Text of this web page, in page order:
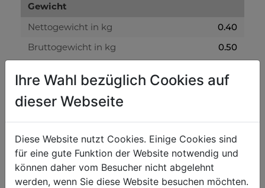
Gewicht
Nettogewicht in kg
0.40
Bruttogewicht in kg
0.50
Versandmaße
Verpackungshöhe in mm
Verpackungsbreite in mm
50
Verpackungslänge in mm
200
Allgemeine Daten
Ihre Wahl bezüglich Cookies auf
dieser Webseite
Diese Website nutzt Cookies. Einige Cookies sind
für eine gute Funktion der Website notwendig und
können daher vom Besucher nicht abgelehnt
werden, wenn Sie diese Website besuchen möchten.